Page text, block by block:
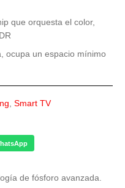
que orquesta el color,
ocupa un espacio mínimo
Smart TV
de fósforo avanzada.